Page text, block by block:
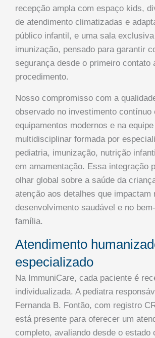
recepção ampla com espaço kids,
de atendimento climatizadas e
público infantil, e uma sala
imunização, pensado para garantir
segurança desde o primeiro contato
procedimento.
Nosso compromisso com a
observado no investimento contínuo
equipamentos modernos e na equipe
multidisciplinar formada por
pediatria, imunização, nutrição
em amamentação. Essa integração
olhar global sobre a saúde da
atenção aos detalhes que impactam
desenvolvimento saudável e no
família.
Atendimento
especializado
Na ImmuniCare, cada paciente é
individualizada. A pediatra
Fernanda B. Fontão, com registro
está presente para oferecer um
completo, avaliando desde o estado